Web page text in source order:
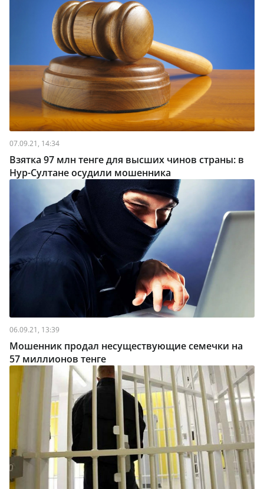
07.09.21, 14:34
Взятка 97 млн тенге для высших чинов страны: в
Нур-Султане осудили мошенника
06.09.21, 13:39
Мошенник продал несуществующие семечки на
57 миллионов тенге